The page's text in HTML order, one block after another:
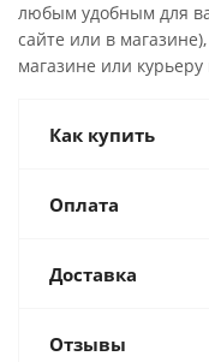
любым удобным для
сайте или в
магазине или
Как купить
Оплата
Доставка
Отзывы